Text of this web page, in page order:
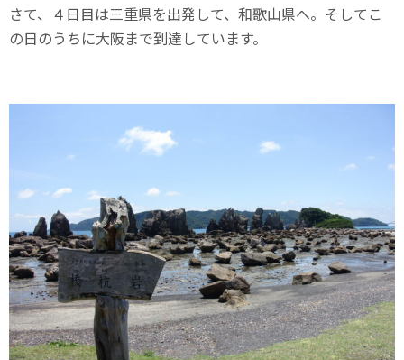
さて、４日目は三重県を出発して、和歌山県へ。そしてこ
の日のうちに大阪まで到達しています。